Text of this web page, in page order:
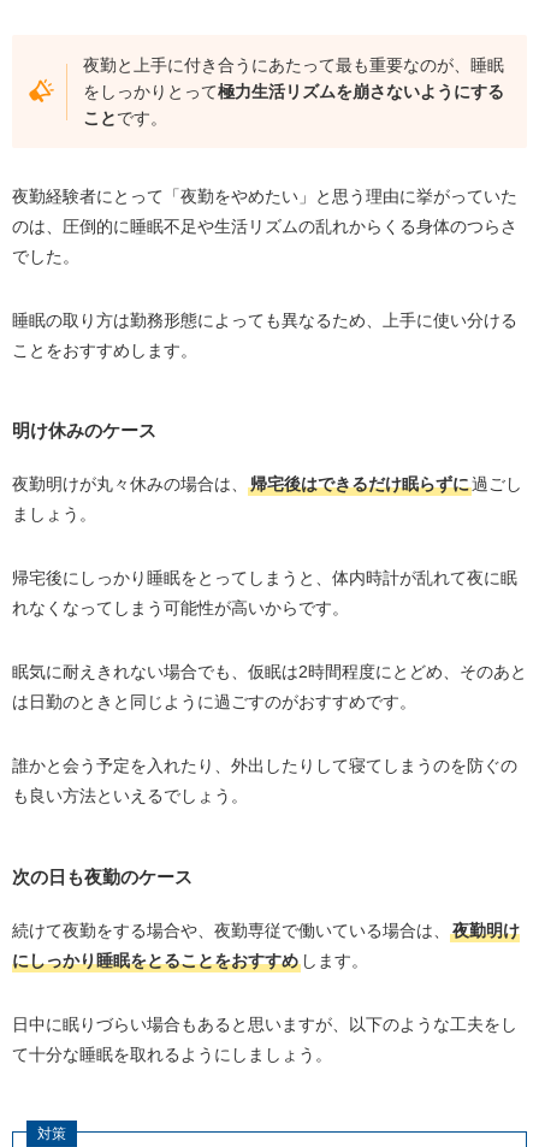
夜勤と上手に付き合うにあたって最も重要なのが、睡眠
をしっかりとって極力生活リズムを崩さないようにする
ことです。
夜勤経験者にとって「夜勤をやめたい」と思う理由に挙がっていた
のは、圧倒的に睡眠不足や生活リズムの乱れからくる身体のつらさ
でした。
睡眠の取り方は勤務形態によっても異なるため、上手に使い分ける
ことをおすすめします。
明け休みのケース
夜勤明けが丸々休みの場合は、 帰宅後はできるだけ眠らずに過ごし
ましょう。
帰宅後にしっかり睡眠をとってしまうと、体内時計が乱れて夜に眠
れなくなってしまう可能性が高いからです。
眠気に耐えきれない場合でも、仮眠は2時間程度にとどめ、そのあと
は日勤のときと同じように過ごすのがおすすめです。
誰かと会う予定を入れたり、外出したりして寝てしまうのを防ぐの
も良い方法といえるでしょう。
次の日も夜勤のケース
続けて夜勤をする場合や、夜勤専従で働いている場合は、
夜勤明け
にしっかり睡眠をとることをおすすめします。
日中に眠りづらい場合もあると思いますが、以下のような工夫をし
て十分な睡眠を取れるようにしましょう。
対策